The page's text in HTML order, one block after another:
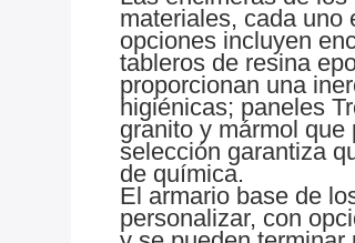
materiales, cada uno
opciones incluyen
tableros de resina
proporcionan una
higiénicas; paneles
granito y mármol
selección garantiza
de química.
El armario base de
personalizar, con